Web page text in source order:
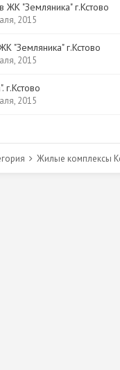
"Земляника" г.Кстово
2015
"Земляника" г.Кстово
2015
г.Кстово
2015
Жилые комплексы